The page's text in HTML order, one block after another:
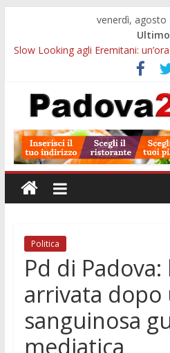
venerdì, agosto
Slow Looking agli Eremitani:
Bando sicurezza urbana Veneto:
Polizie locali
Sicurezza esodo estivo Padova:
Bonus trasporto pubblico Veneto:
annuale
Notizie di Padova alle ore 10:
tregua dal caldo
Politica
Pd di
arrivata dopo
sanguinosa
mediatica